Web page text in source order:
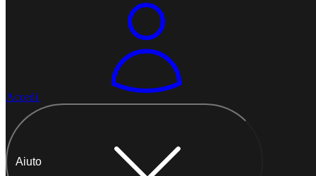
Accedi
Aiuto